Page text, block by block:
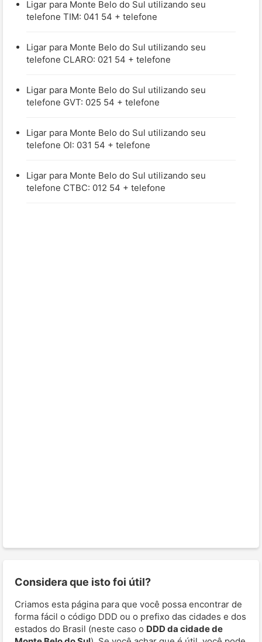
Ligar para Monte Belo do Sul utilizando seu
telefone TIM: 041 54 + telefone
Ligar para Monte Belo do Sul utilizando seu
telefone CLARO: 021 54 + telefone
Ligar para Monte Belo do Sul utilizando seu
telefone GVT: 025 54 + telefone
Ligar para Monte Belo do Sul utilizando seu
telefone OI: 031 54 + telefone
Ligar para Monte Belo do Sul utilizando seu
telefone CTBC: 012 54 + telefone
Considera que isto foi útil?
Criamos esta página para que você possa encontrar de
forma fácil o código DDD ou o prefixo das cidades e dos
estados do Brasil (neste caso o DDD da cidade de